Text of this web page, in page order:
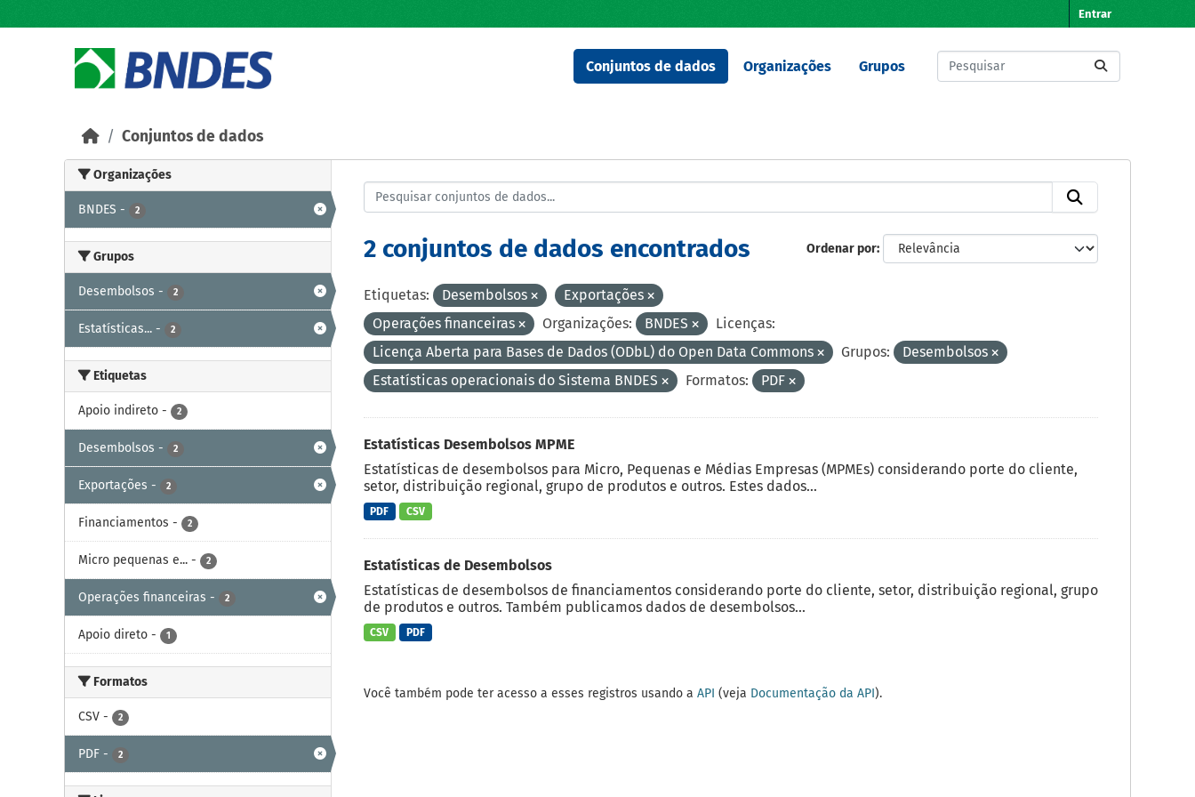
Entrar
Conjuntos de dados Organizações Grupos
Conjuntos de dados
Organizações
BNDES - 2
Grupos
Desembolsos - 2
Estatísticas... - 2
Etiquetas
Apoio indireto - 2
Desembolsos - 2
Exportações - 2
Financiamentos - 2
Micro pequenas e... - 2
Operações financeiras - 2
Apoio direto - 1
Formatos
CSV - 2
PDF - 2
Ordenar por
2 conjuntos de dados encontrados
Etiquetas: Desembolsos
Exportações
Operações financeiras
Organizações: BNDES
Licenças:
Licença Aberta para Bases de Dados (ODbL) do Open Data Commons
Grupos:
Desembolsos
Estatísticas operacionais do Sistema BNDES
Formatos: PDF
Estatísticas Desembolsos MPME
Estatísticas de desembolsos para Micro, Pequenas e Médias Empresas (MPMEs) considerando porte do cliente,
setor, distribuição regional, grupo de produtos e outros. Estes dados...
PDF CSV
Estatísticas de Desembolsos
Estatísticas de desembolsos de financiamentos considerando porte do cliente, setor, distribuição regional, grupo
de produtos e outros. Também publicamos dados de desembolsos...
CSV PDF
Você também pode ter acesso a esses registros usando a API (veja Documentação da API).